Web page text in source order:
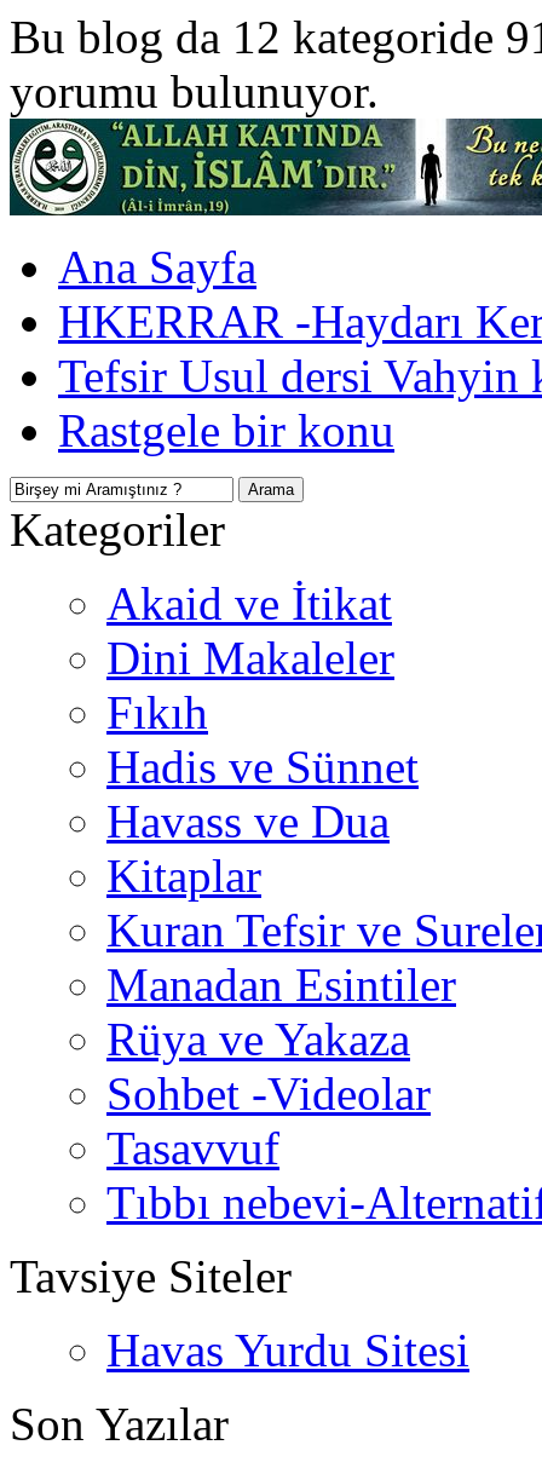
Bu blog da 12 kategoride
yorumu bulunuyor.
Ana Sayfa
HKERRAR -Haydarı
Tefsir Usul dersi Vahyin
Rastgele bir konu
Kategoriler
Akaid ve İtikat
Dini Makaleler
Fıkıh
Hadis ve Sünnet
Havass ve Dua
Kitaplar
Kuran Tefsir ve
Manadan Esintiler
Rüya ve Yakaza
Sohbet -Videolar
Tasavvuf
Tıbbı nebevi-
Tavsiye Siteler
Havas Yurdu Sitesi
Son Yazılar